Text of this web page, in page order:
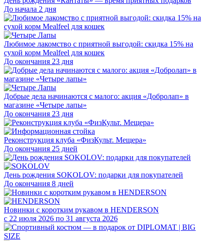
До начала 2 дня
Любимое лакомство с приятной выгодой: скидка 15% на
сухой корм Mealfeel для кошек
До окончания 23 дня
Добрые дела начинаются с малого: акция «Добролап» в
магазине «Четыре лапы»
До окончания 23 дня
Реконструкция клуба «ФизКульт. Мещера»
До окончания 25 дней
День рождения SOKOLOV: подарки для покупателей
До окончания 8 дней
Новинки с коротким рукавом в HENDERSON
с 22 июля 2026 по 31 августа 2026